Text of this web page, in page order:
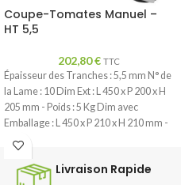
Coupe-Tomates Manuel –
HT 5,5
202,80€ TTC
Épaisseur des Tranches : 5,5 mm N° de
la Lame : 10 Dim Ext : L 450 x P 200 x H
205 mm - Poids : 5 Kg Dim avec
Emballage : L 450 x P 210 x H 210 mm -
Poids : 6 Kg
Livraison Rapide